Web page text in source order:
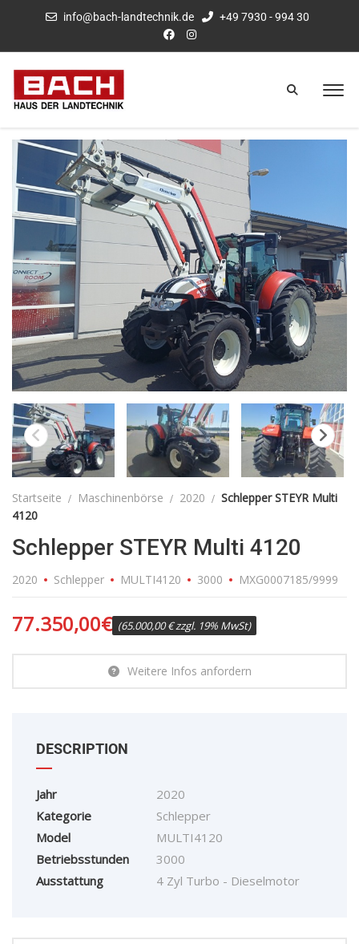
info@bach-landtechnik.de +49 7930 - 994 30
Startseite Maschinenbörse 2020
Schlepper STEYR Multi
4120
Schlepper STEYR Multi 4120
2020 Schlepper MULTI4120 3000 MXG0007185/9999
77.350,00€ (65.000,00 € zzgl. 19% MwSt)
Weitere Infos anfordern
DESCRIPTION
Jahr
2020
Kategorie
Schlepper
Model
MULTI4120
Betriebsstunden
3000
Ausstattung
4 Zyl Turbo - Dieselmotor